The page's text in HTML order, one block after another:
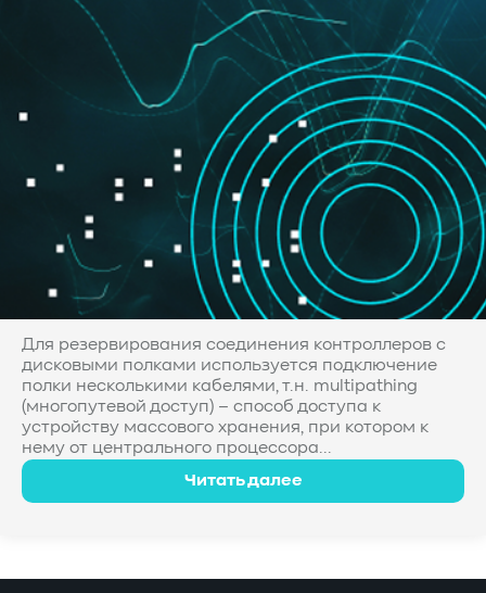
Для резервирования соединения контроллеров с
дисковыми полками используется подключение
полки несколькими кабелями, т.н. multipathing
(многопутевой доступ) – способ доступа к
устройству массового хранения, при котором к
нему от центрального процессора...
Читать далее